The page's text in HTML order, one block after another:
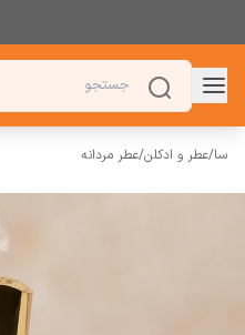
سا/عطر و ادکلن/عطر مردانه